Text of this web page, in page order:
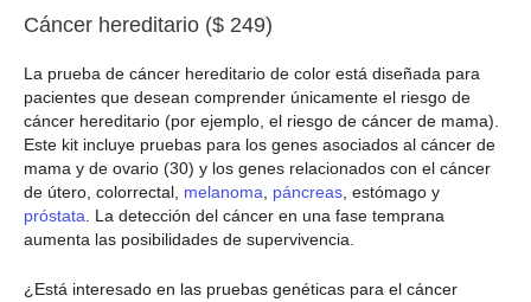
Cáncer hereditario ($ 249)
La prueba de cáncer hereditario de color está diseñada para
pacientes que desean comprender únicamente el riesgo de
cáncer hereditario (por ejemplo, el riesgo de cáncer de mama).
Este kit incluye pruebas para los genes asociados al cáncer de
mama y de ovario (30) y los genes relacionados con el cáncer
de útero, colorrectal, melanoma páncreas , estómago y
próstata . La detección del cáncer en una fase temprana
aumenta las posibilidades de supervivencia.
¿Está interesado en las pruebas genéticas para el cáncer